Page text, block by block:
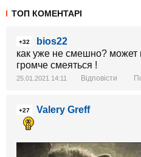
ТОП КОМЕНТАРІ
+32
bios22
как уже не смешно? может
громче смеяться !
25.01.2021 14:11 Відповісти
+27 Valery Greff